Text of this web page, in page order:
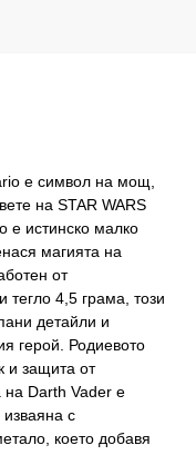
е символ на мощ,
на STAR WARS
е истинско малко
магията на
от
тегло 4,5 грама, този
детайли и
герой. Родиевото
и защита от
на Darth Vader е
с
което добавя